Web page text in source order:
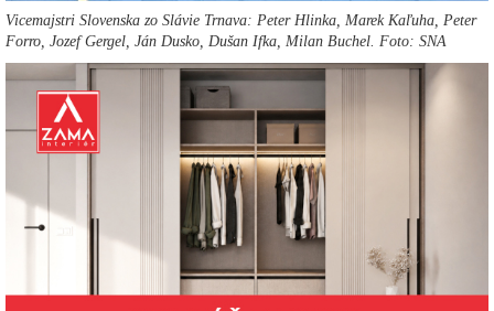
Vicemajstri Slovenska zo Slávie Trnava: Peter Hlinka, Marek Kaľuha, Peter
Forro, Jozef Gergel, Ján Dusko, Dušan Ifka, Milan Buchel. Foto: SNA